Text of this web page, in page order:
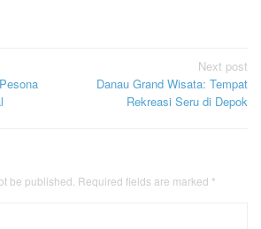
Next post
Danau Grand Wisata: Tempat
Rekreasi Seru di Depok
be published. Required fields are marked *